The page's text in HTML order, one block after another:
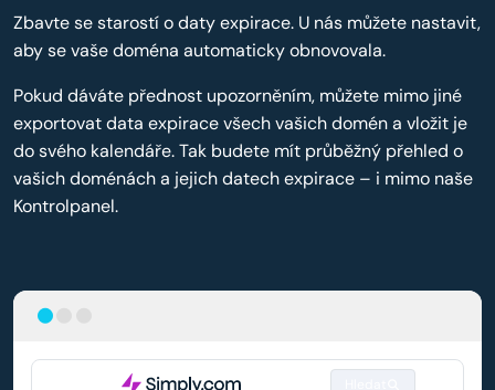
Zbavte se starostí o daty expirace. U nás můžete nastavit,
aby se vaše doména automaticky obnovovala.
Pokud dáváte přednost upozorněním, můžete mimo jiné
exportovat data expirace všech vašich domén a vložit je
do svého kalendáře. Tak budete mít průběžný přehled o
vašich doménách a jejich datech expirace – i mimo naše
Kontrolpanel.